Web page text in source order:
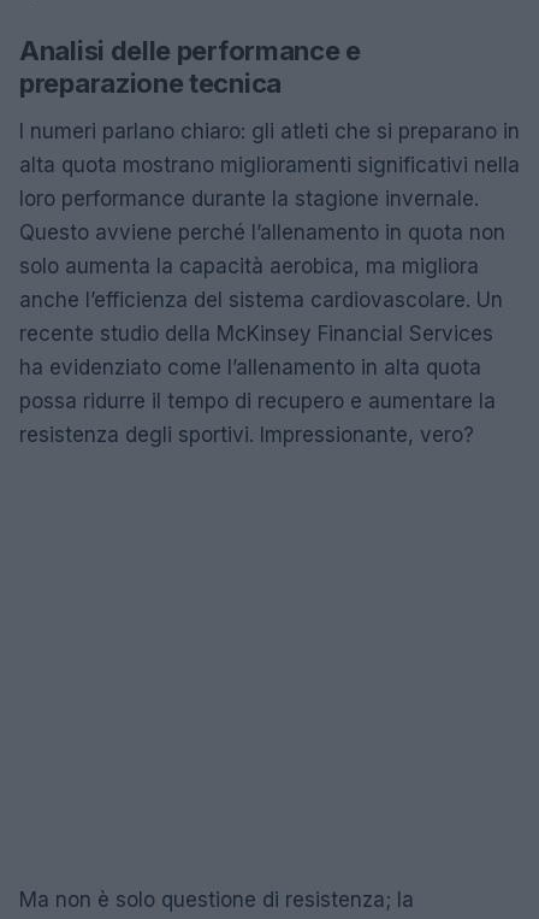
Analisi delle performance e
preparazione tecnica
I numeri parlano chiaro: gli atleti che si preparano in
alta quota mostrano miglioramenti significativi nella
loro performance durante la stagione invernale.
Questo avviene perché l’allenamento in quota non
solo aumenta la capacità aerobica, ma migliora
anche l’efficienza del sistema cardiovascolare. Un
recente studio della McKinsey Financial Services
ha evidenziato come l’allenamento in alta quota
possa ridurre il tempo di recupero e aumentare la
resistenza degli sportivi. Impressionante, vero?
Ma non è solo questione di resistenza; la